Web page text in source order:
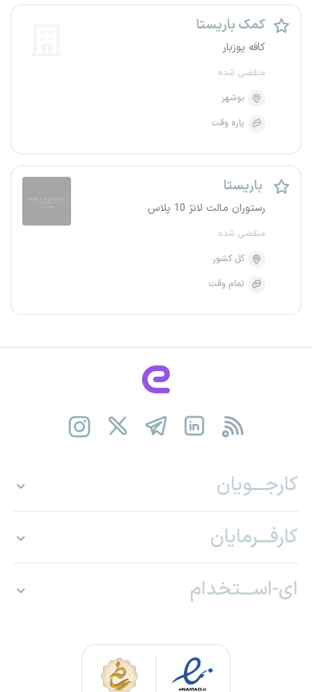
کمک باریستا
کافه یوزبار
منقضی شده
بوشهر
پاره وقت
باریستا
رستوران مالت لانژ 10 پلاس
منقضی شده
کل کشور
تمام وقت
کارجـــویان
کارفـــرمایان
ای-اســـتخدام